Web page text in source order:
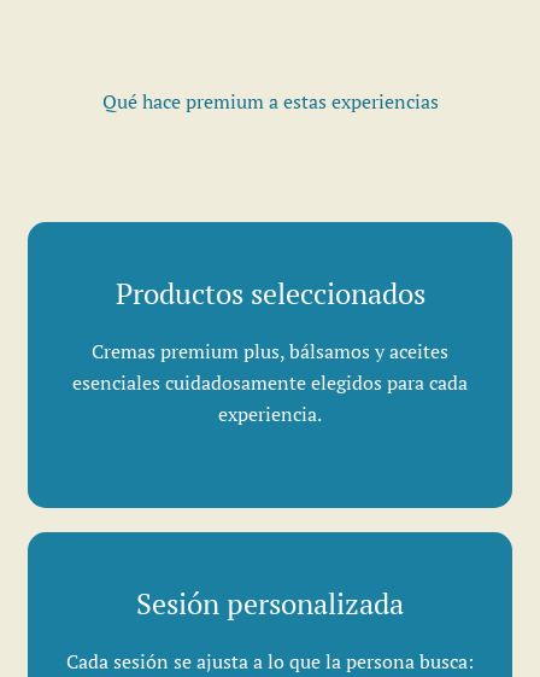
Qué hace premium a estas experiencias
Productos seleccionados
Cremas premium plus, bálsamos y aceites
esenciales cuidadosamente elegidos para cada
experiencia.
Sesión personalizada
Cada sesión se ajusta a lo que la persona busca: